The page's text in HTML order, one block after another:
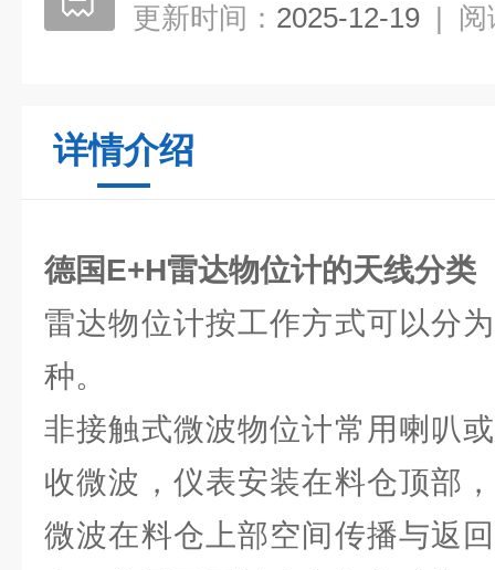
更新时间： 2025-12-19 | 阅
详情介绍
德国E+H雷达物位计的天线分类
雷达物位计按工作方式可以分
种。
非接触式微波物位计常用喇叭
收微波，仪表安装在料仓顶部
微波在料仓上部空间传播与返